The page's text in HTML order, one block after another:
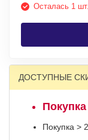
Осталась 1 шт.
ДОСТУПНЫЕ
Покупка >